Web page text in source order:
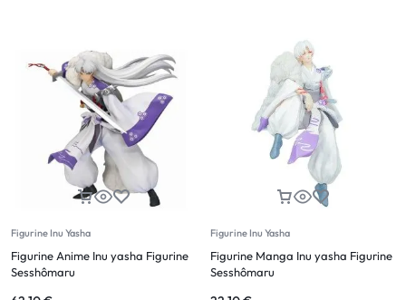
Figurine Inu Yasha
Figurine Anime Inu yasha Figurine
Sesshômaru
Figurine Inu Yasha
Figurine Manga Inu yasha Figurine
Sesshômaru